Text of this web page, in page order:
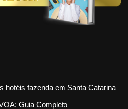
hotéis fazenda em Santa Catarina
Guia Completo